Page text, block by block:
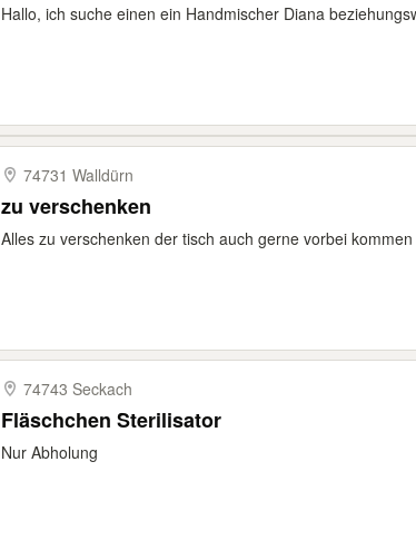
Hallo, ich suche einen ein Handmischer Diana
74731 Walldürn
zu verschenken
Alles zu verschenken der tisch auch gerne vorbei
74743 Seckach
Fläschchen Sterilisator
Nur Abholung